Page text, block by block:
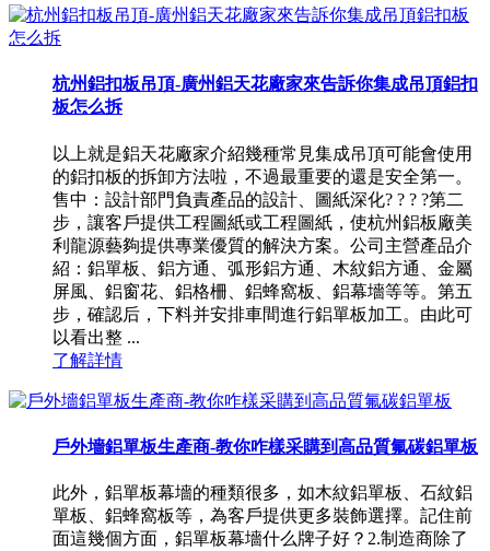
杭州鋁扣板吊頂-廣州鋁天花廠家來告訴你集成吊頂鋁扣
板怎么拆
以上就是鋁天花廠家介紹幾種常見集成吊頂可能會使用
的鋁扣板的拆卸方法啦，不過最重要的還是安全第一。
售中：設計部門負責產品的設計、圖紙深化? ? ? ?第二
步，讓客戶提供工程圖紙或工程圖紙，使杭州鋁板廠美
利龍源藝夠提供專業優質的解決方案。公司主營產品介
紹：鋁單板、鋁方通、弧形鋁方通、木紋鋁方通、金屬
屏風、鋁窗花、鋁格柵、鋁蜂窩板、鋁幕墻等等。第五
步，確認后，下料并安排車間進行鋁單板加工。由此可
以看出整 ...
了解詳情
戶外墻鋁單板生產商-教你咋樣采購到高品質氟碳鋁單板
此外，鋁單板幕墻的種類很多，如木紋鋁單板、石紋鋁
單板、鋁蜂窩板等，為客戶提供更多裝飾選擇。記住前
面這幾個方面，鋁單板幕墻什么牌子好？2.制造商除了